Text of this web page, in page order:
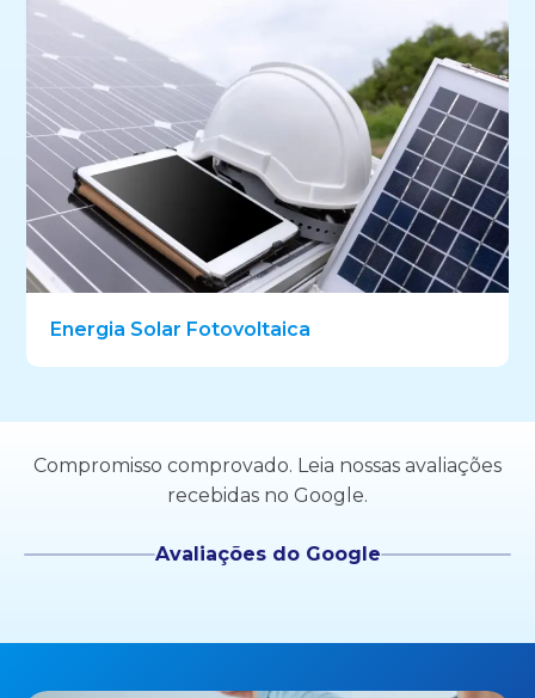
Energia Solar Fotovoltaica
Compromisso comprovado. Leia nossas avaliações
recebidas no Google.
Avaliações do Google